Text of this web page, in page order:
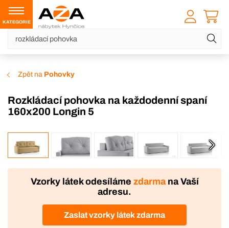
KATEGORIE
Zpět na Pohovky
Rozkládací pohovka na každodenní spaní
160x200 Longin 5
VÝROBA
-7 %
Vzorky látek odesíláme zdarmana Vaší
adresu.
Zaslat vzorky látek zdarma